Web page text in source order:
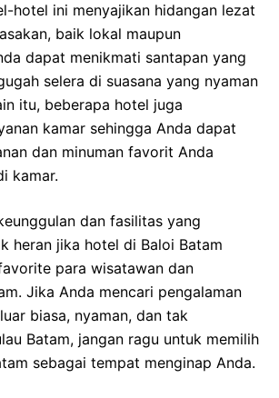
hotel ini menyajikan hidangan lezat
baik lokal maupun
dapat menikmati santapan yang
selera di suasana yang nyaman
itu, beberapa hotel juga
kamar sehingga Anda dapat
dan minuman favorit Anda
kamar.
dan fasilitas yang
heran jika hotel di Baloi Batam
para wisatawan dan
Jika Anda mencari pengalaman
biasa, nyaman, dan tak
Batam, jangan ragu untuk memilih
sebagai tempat menginap Anda.